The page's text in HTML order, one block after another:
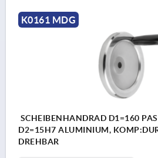
K0161 MDG
SCHEIBENHANDRAD D1=160
D2=15H7 ALUMINIUM,
DREHBAR